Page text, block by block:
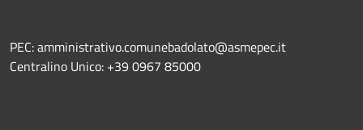
PEC: amministrativo.comunebadolato@asmepec.it
Centralino Unico: +39 0967 85000